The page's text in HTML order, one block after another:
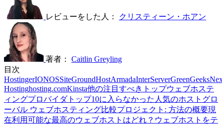
レビューをした人： クリスティーン・ホアン
著者： Caitlin Greyling
目次
HostingerIONOSSiteGroundHostArmadaInterServerGreenGeeks
Hostinghosting.comKinsta他の注目すべきトップウェブホステ
ィングプロバイダトップ10に入らなかった人気のホスト グロ
ーバル ウェブホスティング比較プロジェクト: 方法の概要現
在利用可能な最高のウェブホストはどれ？ ウェブホストをテ